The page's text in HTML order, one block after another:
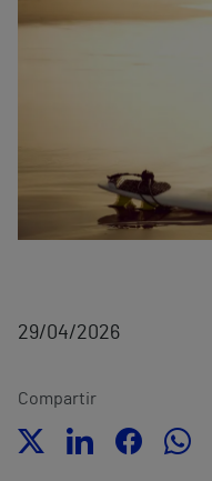
29/04/2026
Compartir